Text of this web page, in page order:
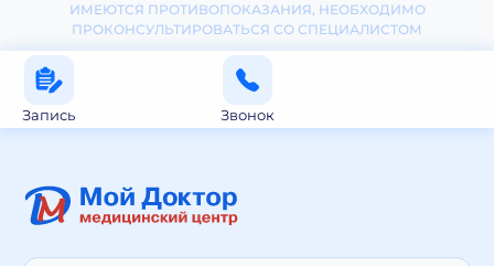
ИМЕЮТСЯ ПРОТИВОПОКАЗАНИЯ, НЕОБХОДИМО
ПРОКОНСУЛЬТИРОВАТЬСЯ СО СПЕЦИАЛИСТОМ
Запись Звонок